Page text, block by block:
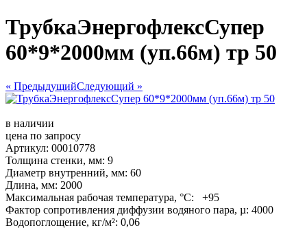
ТрубкаЭнергофлексСупер
60*9*2000мм (уп.66м) тр 50
« ПредыдущийСледующий »
в наличии
цена по запросу
Артикул: 00010778
Толщина стенки, мм: 9
Диаметр внутренний, мм: 60
Длина, мм: 2000
Максимальная рабочая температура, °С: +95
Фактор сопротивления диффузии водяного пара, µ: 4000
Водопоглощение, кг/м²: 0,06